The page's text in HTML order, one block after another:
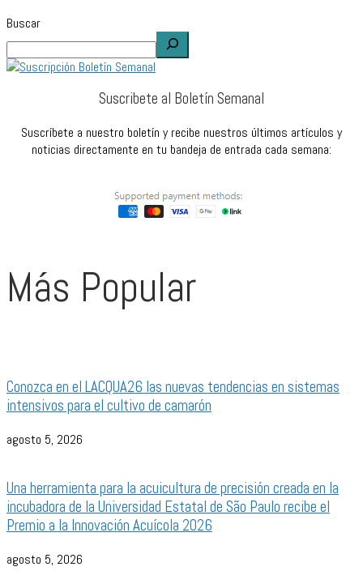
Buscar
Suscribete al Boletín Semanal
Suscríbete a nuestro boletín y recibe nuestros últimos artículos y
noticias directamente en tu bandeja de entrada cada semana:
Más Popular
Conozca en el LACQUA26 las nuevas tendencias en sistemas
intensivos para el cultivo de camarón
agosto 5, 2026
Una herramienta para la acuicultura de precisión creada en la
incubadora de la Universidad Estatal de São Paulo recibe el
Premio a la Innovación Acuícola 2026
agosto 5, 2026